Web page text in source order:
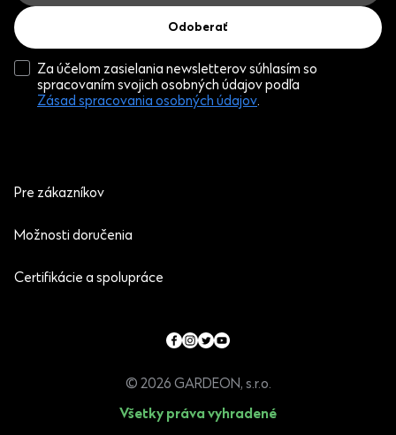
Odoberať
Za účelom zasielania newsletterov súhlasím so
spracovaním svojich osobných údajov podľa
Zásad spracovania osobných údajov.
Pre zákazníkov
Certifikácie a spolupráce
Možnosti doručenia
© 2026 GARDEON, s.r.o.
Všetky práva vyhradené